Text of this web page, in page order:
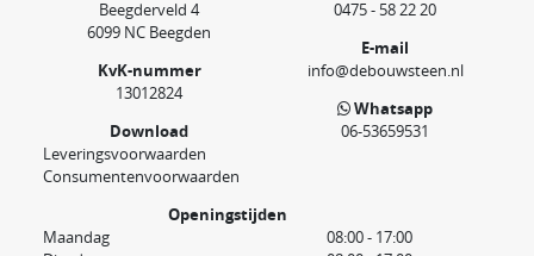
Beegderveld 4
6099 NC Beegden
KvK-nummer
13012824
Download
Leveringsvoorwaarden
Consumentenvoorwaarden
0475 - 58 22 20
E-mail
info@debouwsteen.nl
Whatsapp
06-53659531
Openingstijden
Maandag
08:00 - 17:00